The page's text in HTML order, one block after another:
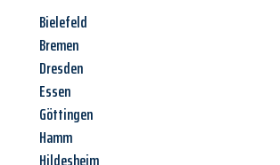
Bielefeld
Bremen
Dresden
Essen
Göttingen
Hamm